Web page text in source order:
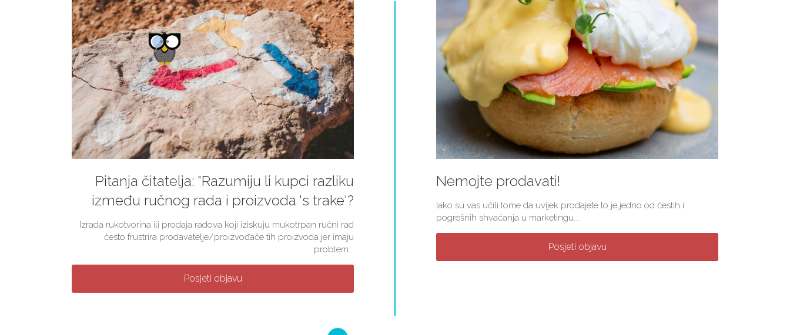
Nemojte prodavati!
Iako su vas učili tome da uvijek prodajete to je jedno od čestih i
pogrešnih shvaćanja u marketingu....
Posjeti objavu
Pitanja čitatelja: "Razumiju li kupci razliku
između ručnog rada i proizvoda 's trake'?
Izrada rukotvorina ili prodaja radova koji iziskuju mukotrpan ručni rad
često frustrira prodavatelje/proizvođače tih proizvoda jer imaju
problem...
Posjeti objavu